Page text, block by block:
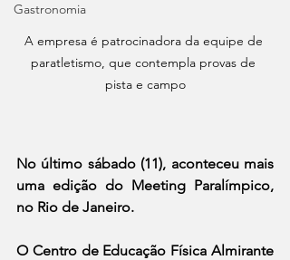
Gastronomia
A empresa é patrocinadora da equipe de
paratletismo, que contempla provas de
pista e campo
No último sábado (11), aconteceu mais
uma edição do Meeting Paralímpico,
no Rio de Janeiro.
O Centro de Educação Física Almirante